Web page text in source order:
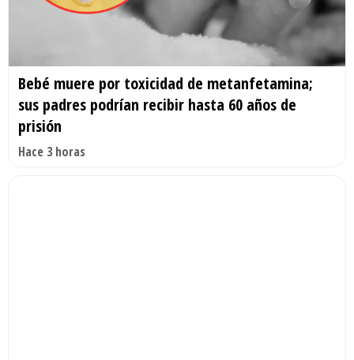
Bebé muere por toxicidad de metanfetamina;
sus padres podrían recibir hasta 60 años de
prisión
Hace 3 horas